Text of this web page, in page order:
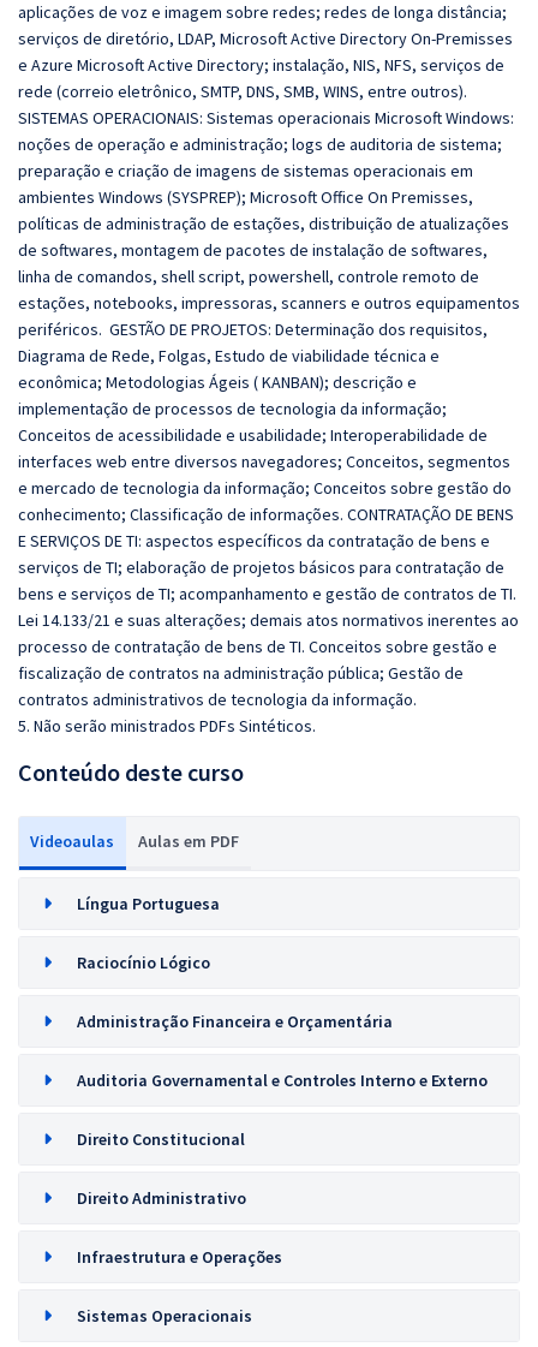
aplicações de voz e imagem sobre redes; redes de longa distância;
serviços de diretório, LDAP, Microsoft Active Directory On-Premisses
e Azure Microsoft Active Directory; instalação, NIS, NFS, serviços de
rede (correio eletrônico, SMTP, DNS, SMB, WINS, entre outros).
SISTEMAS OPERACIONAIS: Sistemas operacionais Microsoft Windows:
noções de operação e administração; logs de auditoria de sistema;
preparação e criação de imagens de sistemas operacionais em
ambientes Windows (SYSPREP); Microsoft Office On Premisses,
políticas de administração de estações, distribuição de atualizações
de softwares, montagem de pacotes de instalação de softwares,
linha de comandos, shell script, powershell, controle remoto de
estações, notebooks, impressoras, scanners e outros equipamentos
periféricos. GESTÃO DE PROJETOS: Determinação dos requisitos,
Diagrama de Rede, Folgas, Estudo de viabilidade técnica e
econômica; Metodologias Ágeis ( KANBAN); descrição e
implementação de processos de tecnologia da informação;
Conceitos de acessibilidade e usabilidade; Interoperabilidade de
interfaces web entre diversos navegadores; Conceitos, segmentos
e mercado de tecnologia da informação; Conceitos sobre gestão do
conhecimento; Classificação de informações. CONTRATAÇÃO DE BENS
E SERVIÇOS DE TI: aspectos específicos da contratação de bens e
serviços de TI; elaboração de projetos básicos para contratação de
bens e serviços de TI; acompanhamento e gestão de contratos de TI.
Lei 14.133/21 e suas alterações; demais atos normativos inerentes ao
processo de contratação de bens de TI. Conceitos sobre gestão e
fiscalização de contratos na administração pública; Gestão de
contratos administrativos de tecnologia da informação.
5. Não serão ministrados PDFs Sintéticos.
Conteúdo deste curso
Videoaulas Aulas em PDF
Língua Portuguesa
Raciocínio Lógico
Administração Financeira e Orçamentária
Auditoria Governamental e Controles Interno e Externo
Direito Constitucional
Direito Administrativo
Infraestrutura e Operações
Sistemas Operacionais